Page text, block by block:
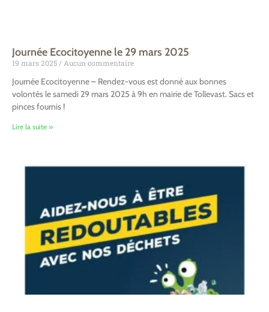
Journée Ecocitoyenne le 29 mars 2025
19 mars 2025 Aucun commentaire
Journée Ecocitoyenne – Rendez-vous est donné aux bonnes
volontés le samedi 29 mars 2025 à 9h en mairie de Tollevast. Sacs et
pinces fournis !
Lire la suite »